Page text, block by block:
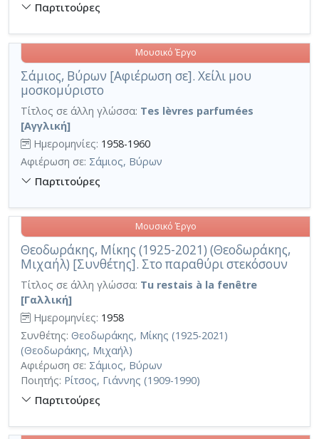
Παρτιτούρες
Σάμιος, Βύρων [Αφιέρωση σε]. Χείλι μου
μοσκομύριστο
Μουσικό Έργο
Τίτλος σε άλλη γλώσσα: Tes lèvres parfumées
[Αγγλική]
Ημερομηνίες: 1958-1960
Αφιέρωση σε: Σάμιος, Βύρων
Παρτιτούρες
Θεοδωράκης, Μίκης (1925-2021) (Θεοδωράκης,
Μιχαήλ) [Συνθέτης]. Στο παραθύρι στεκόσουν
Μουσικό Έργο
Τίτλος σε άλλη γλώσσα: Tu restais à la fenêtre
[Γαλλική]
Ημερομηνίες: 1958
Συνθέτης: Θεοδωράκης, Μίκης (1925-2021)
(Θεοδωράκης, Μιχαήλ)
Αφιέρωση σε: Σάμιος, Βύρων
Ποιητής: Ρίτσος, Γιάννης (1909-1990)
Παρτιτούρες